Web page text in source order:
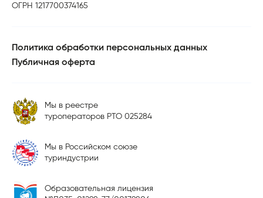
ОГРН 1217700374165
Политика обработки персональных данных
Публичная оферта
Мы в реестре
туроператоров РТО 025284
Мы в Российском союзе
туриндустрии
Образовательная лицензия